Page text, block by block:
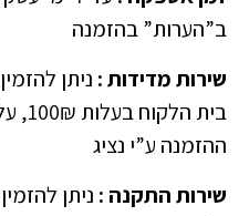
ב”הערות” בהזמנה
שירות מדידות: ניתן
בית
ההזמנה ע”י נציג
שירות התקנה : ניתן